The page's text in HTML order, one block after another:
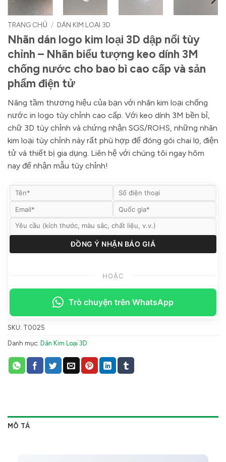
TRANG CHỦ / DÁN KIM LOẠI 3D
Nhãn dán logo kim loại 3D dập nổi tùy
chỉnh – Nhãn biểu tượng keo dính 3M
chống nước cho bao bì cao cấp và sản
phẩm điện tử
Nâng tầm thương hiệu của bạn với nhãn kim loại chống
nước in logo tùy chỉnh cao cấp. Với keo dính 3M bền bỉ,
chữ 3D tùy chỉnh và chứng nhận SGS/ROHS, những nhãn
kim loại tùy chỉnh này rất phù hợp để đóng gói chai lọ, điện
tử và thiết bị gia dụng. Liên hệ với chúng tôi ngay hôm
nay để nhận mẫu tùy chỉnh!
HOẶC
Trò chuyện trên WhatsApp
SKU: T0025
Danh mục: Dán Kim Loại 3D
MÔ TẢ